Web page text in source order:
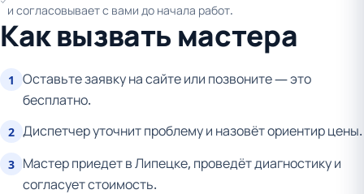
и согласовывает с вами до начала работ.
Как вызвать мастера
1
Оставьте заявку на сайте или позвоните — это
бесплатно.
2 Диспетчер уточнит проблему и назовёт ориентир цены.
3 Мастер приедет в Липецке, проведёт диагностику и
согласует стоимость.